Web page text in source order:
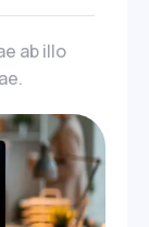
ab illo